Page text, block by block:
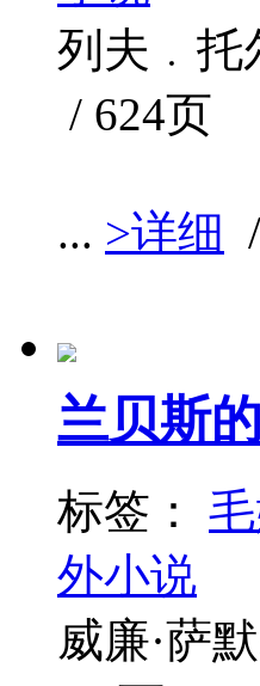
列夫﹒
/ 624页
... >详细
兰贝斯
标签：
外小说
威廉·萨